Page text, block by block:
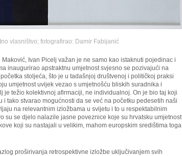
vlasništvo; fotografirao: Damir Fabijanić
Ivan Picelj važan je ne samo kao istaknuti pojedinac i
inaugurirao apstraktnu umjetnost svjesno se pozivajući na
stoljeća, što je u tadašnjoj društvenoj i političkoj praksi
umjetnost uvijek vezao s umjetnošću bliskih suradnika i
je težio kolektivnoj afirmaciji, ne individualnoj. On je bio taj koji
i tako stvarao mogućnosti da se već na početku pedesetih naši
na relevantnim izložbama u svijetu i to u respektabilnim
su se djelo nalazile jasne poveznice koje su hrvatsku umjetnost
koji su nastajali u velikim, mahom europskim središtima toga
proširivanja retrospektivne izložbe uključivanjem svih